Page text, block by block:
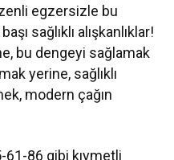
egzersizle bu
sağlıklı alışkanlıklar!
bu dengeyi sağlamak
yerine, sağlıklı
modern çağın
86 gibi kıymetli